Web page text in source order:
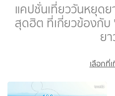
แคปชั่นเที่ยววันหยุด
สุดฮิต ที่เกี่ยวข้องกับ
ย
เลือกที่